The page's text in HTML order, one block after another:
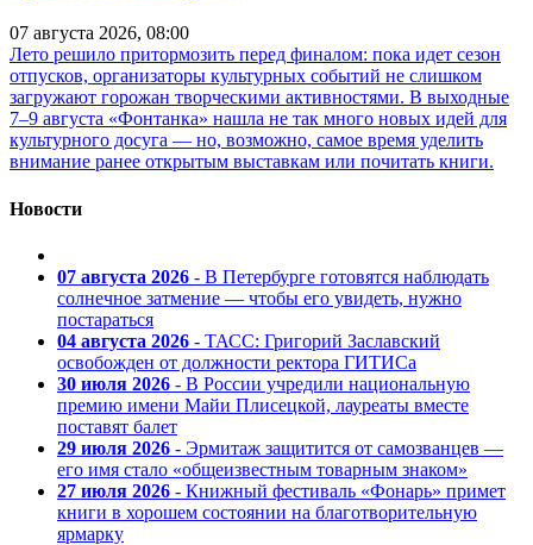
07 августа 2026, 08:00
Лето решило притормозить перед финалом: пока идет сезон
отпусков, организаторы культурных событий не слишком
загружают горожан творческими активностями. В выходные
7–9 августа «Фонтанка» нашла не так много новых идей для
культурного досуга — но, возможно, самое время уделить
внимание ранее открытым выставкам или почитать книги.
Новости
07 августа 2026 - В Петербурге готовятся наблюдать
солнечное затмение — чтобы его увидеть, нужно
постараться
04 августа 2026 - ТАСС: Григорий Заславский
освобожден от должности ректора ГИТИСа
30 июля 2026 - В России учредили национальную
премию имени Майи Плисецкой, лауреаты вместе
поставят балет
29 июля 2026 - Эрмитаж защитится от самозванцев —
его имя стало «общеизвестным товарным знаком»
27 июля 2026 - Книжный фестиваль «Фонарь» примет
книги в хорошем состоянии на благотворительную
ярмарку